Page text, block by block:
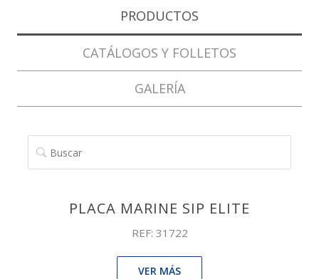
PRODUCTOS
CATÁLOGOS Y FOLLETOS
GALERÍA
BUSCAR
PLACA MARINE SIP ELITE
REF: 31722
VER MÁS